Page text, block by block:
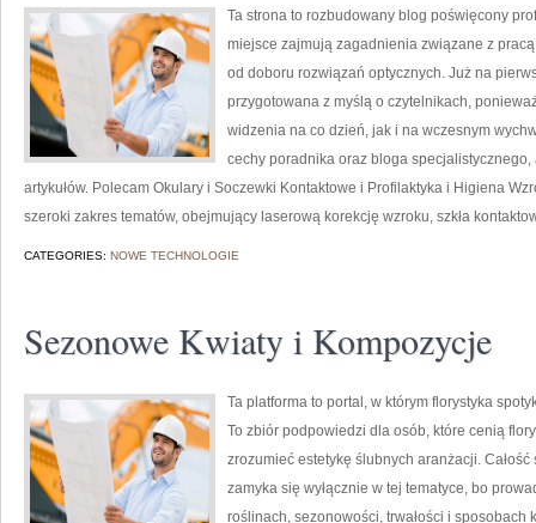
Ta strona to rozbudowany blog poświęcony
miejsce zajmują zagadnienia związane z
od doboru rozwiązań optycznych. Już na
przygotowana z myślą o czytelnikach,
widzenia na co dzień, jak i na wczesnym
cechy poradnika oraz bloga specjalistycznego,
artykułów. Polecam Okulary i Soczewki Kontaktowe i Profilaktyka i Higiena
szeroki zakres tematów, obejmujący laserową korekcję wzroku, szkła
CATEGORIES: NOWE TECHNOLOGIE
Sezonowe Kwiaty i Kompozycje
Ta platforma to portal, w którym florystyka
To zbiór podpowiedzi dla osób, które cenią
zrozumieć estetykę ślubnych aranżacji.
zamyka się wyłącznie w tej tematyce, bo
roślinach, sezonowości, trwałości i